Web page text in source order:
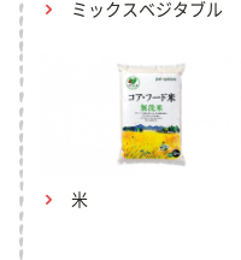
ミックスベジタブル
米